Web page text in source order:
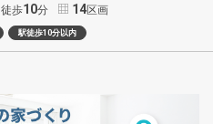
徒歩10分 14区画
駅徒歩10分以内